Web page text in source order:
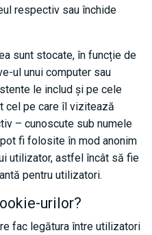
respectiv sau închide
sunt stocate, în funcție de
ul unui computer sau
le includ și pe cele
cel pe care îl vizitează
– cunoscute sub numele
fi folosite în mod anonim
utilizator, astfel încât să fie
pentru utilizatori.
urilor?
fac legătura între utilizatori